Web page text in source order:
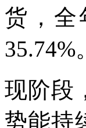
货，全
35.74%。
现阶段
势能持